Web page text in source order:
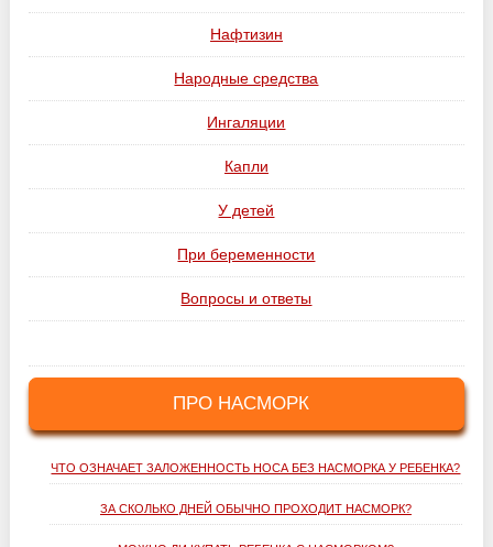
Нафтизин
Народные средства
Ингаляции
Капли
У детей
При беременности
Вопросы и ответы
ПРО НАСМОРК
ЧТО ОЗНАЧАЕТ ЗАЛОЖЕННОСТЬ НОСА БЕЗ НАСМОРКА У РЕБЕНКА?
ЗА СКОЛЬКО ДНЕЙ ОБЫЧНО ПРОХОДИТ НАСМОРК?